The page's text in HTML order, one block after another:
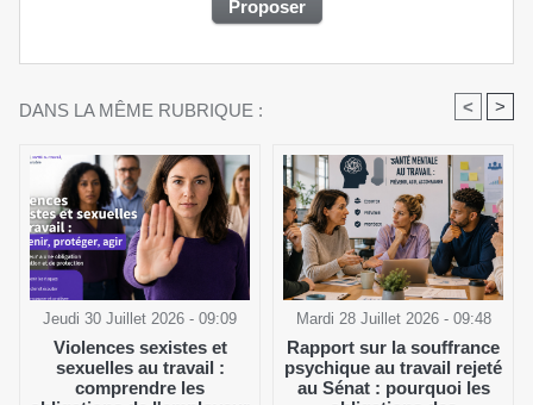
DANS LA MÊME RUBRIQUE : < >
Jeudi 30 Juillet 2026 - 09:09
Violences sexistes et
sexuelles au travail :
comprendre les
Mardi 28 Juillet 2026 - 09:48
Rapport sur la souffrance
psychique au travail rejeté
au Sénat : pourquoi les